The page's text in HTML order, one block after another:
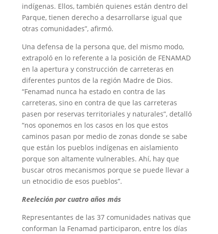
indígenas. Ellos, también quienes están dentro del
Parque, tienen derecho a desarrollarse igual que
otras comunidades”, afirmó.
Una defensa de la persona que, del mismo modo,
extrapoló en lo referente a la posición de FENAMAD
en la apertura y construcción de carreteras en
diferentes puntos de la región Madre de Dios.
“Fenamad nunca ha estado en contra de las
carreteras, sino en contra de que las carreteras
pasen por reservas territoriales y naturales”, detalló
“nos oponemos en los casos en los que estos
caminos pasan por medio de zonas donde se sabe
que están los pueblos indígenas en aislamiento
porque son altamente vulnerables. Ahí, hay que
buscar otros mecanismos porque se puede llevar a
un etnocidio de esos pueblos”.
Reeleción por cuatro años más
Representantes de las 37 comunidades nativas que
conforman la Fenamad participaron, entre los días